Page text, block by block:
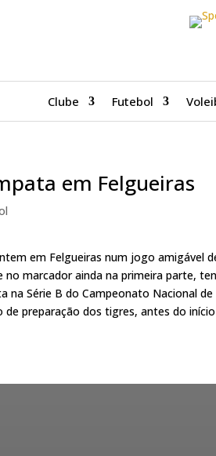
Clube Futebol
em Felgueiras
em Felgueiras num jogo
no marcador ainda na primeira parte,
na Série B do Campeonato Nacional
de preparação dos tigres, antes do